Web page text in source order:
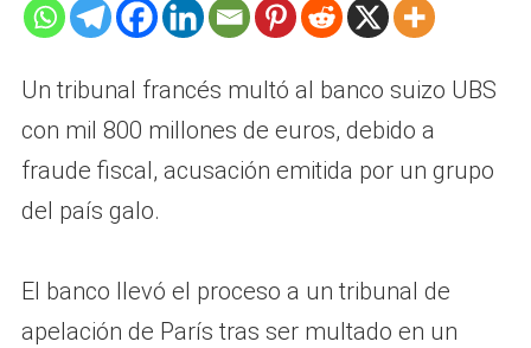
Un tribunal francés multó al banco suizo UBS
con mil 800 millones de euros, debido a
fraude fiscal, acusación emitida por un grupo
del país galo.
El banco llevó el proceso a un tribunal de
apelación de París tras ser multado en un